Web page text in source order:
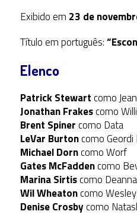
Exibido em 23 de
Título em português:
Elenco
Patrick Stewartcomo
Jonathan Frakescomo
Brent Spinercomo Data
LeVar Burtoncomo Geordi
Michael Dorncomo Worf
Gates McFaddencomo
Marina Sirtiscomo
Wil Wheatoncomo
Denise Crosbycomo